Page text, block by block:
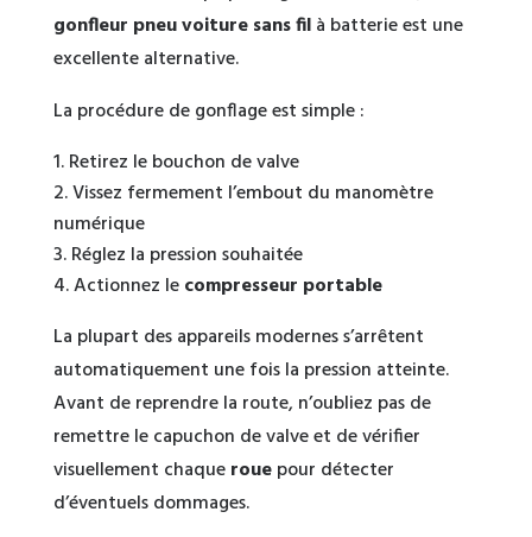
gonfleur pneu voiture sans filà batterie est une
excellente alternative.
La procédure de gonflage est simple :
Retirez le bouchon de valve
Vissez fermement l’embout du manomètre
numérique
Réglez la pression souhaitée
Actionnez lecompresseur portable
La plupart des appareils modernes s’arrêtent
automatiquement une fois la pression atteinte.
Avant de reprendre la route, n’oubliez pas de
remettre le capuchon de valve et de vérifier
visuellement chaquerouepour détecter
d’éventuels dommages.